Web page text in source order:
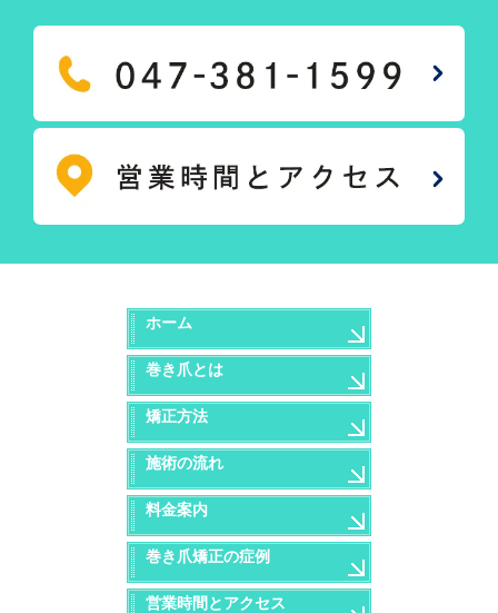
ホーム
巻き爪とは
矯正方法
施術の流れ
料金案内
巻き爪矯正の症例
営業時間とアクセス